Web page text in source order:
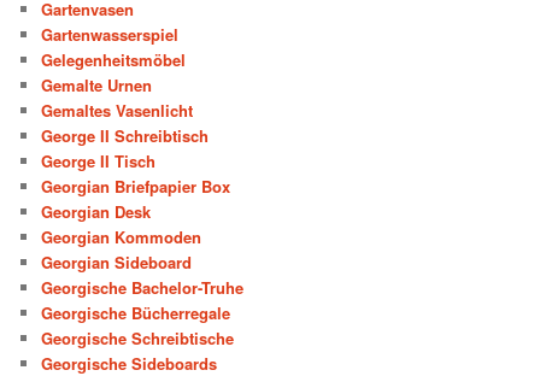
Gartenvasen
Gartenwasserspiel
Gelegenheitsmöbel
Gemalte Urnen
Gemaltes Vasenlicht
George II Schreibtisch
George II Tisch
Georgian Briefpapier Box
Georgian Desk
Georgian Kommoden
Georgian Sideboard
Georgische Bachelor-Truhe
Georgische Bücherregale
Georgische Schreibtische
Georgische Sideboards